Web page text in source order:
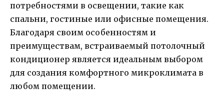
потребностями в освещении, такие как
спальни, гостиные или офисные помещения.
Благодаря своим особенностям и
преимуществам, встраиваемый потолочный
кондиционер является идеальным выбором
для создания комфортного микроклимата в
любом помещении.